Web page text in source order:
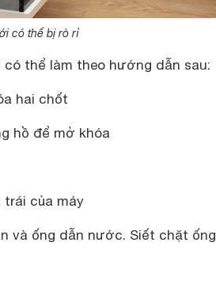
có thể bị rò rỉ
thể làm theo hướng dẫn sau:
hai chốt
hồ để mở khóa
của máy
và ống dẫn nước. Siết chặt ống